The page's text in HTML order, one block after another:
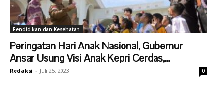
Pendidikan dan Kesehatan
Peringatan Hari Anak Nasional, Gubernur
Ansar Usung Visi Anak Kepri Cerdas,...
Redaksi - Juli 25, 2023 0